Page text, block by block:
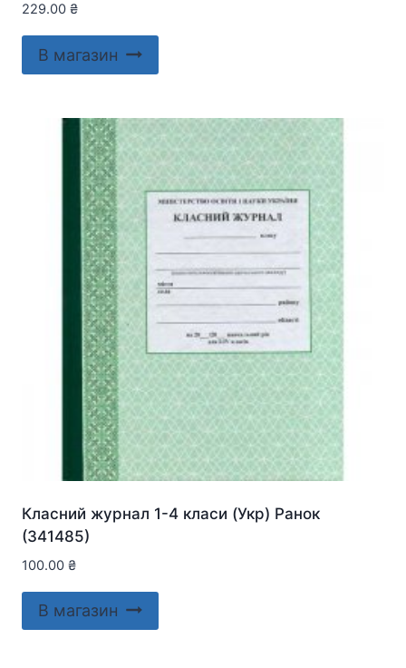
229.00 ₴
В магазин
Класний журнал 1-4 класи (Укр) Ранок
(341485)
100.00 ₴
В магазин